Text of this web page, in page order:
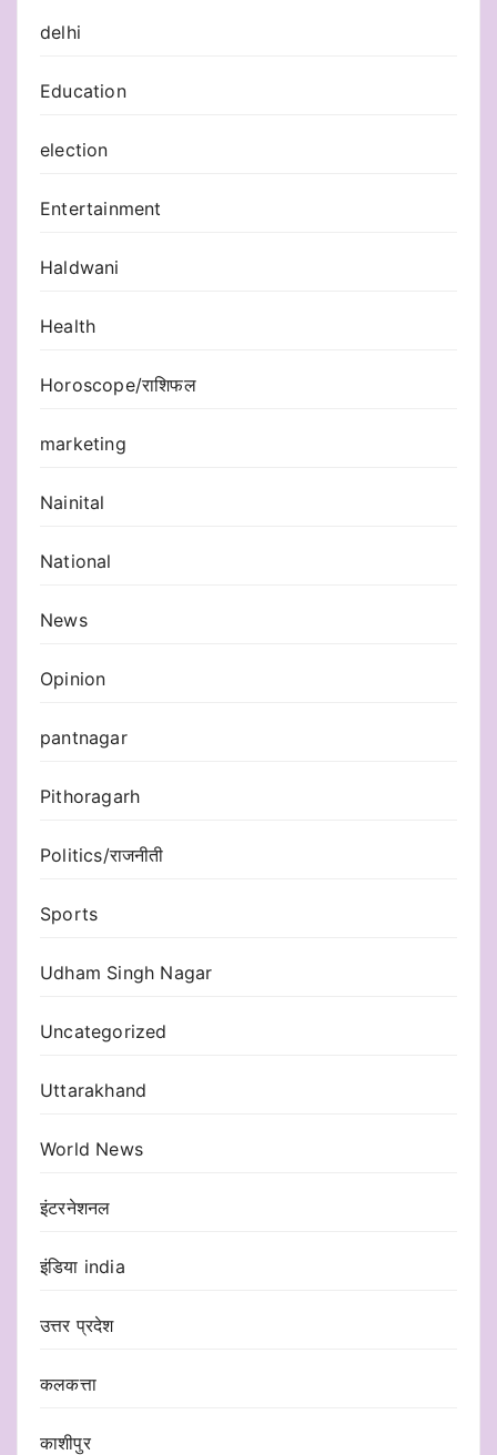
delhi
Education
election
Entertainment
Haldwani
Health
Horoscope/राशिफल
marketing
Nainital
National
News
Opinion
pantnagar
Pithoragarh
Politics/राजनीती
Sports
Udham Singh Nagar
Uncategorized
Uttarakhand
World News
इंटरनेशनल
इंडिया india
उत्तर प्रदेश
कलकत्ता
काशीपुर